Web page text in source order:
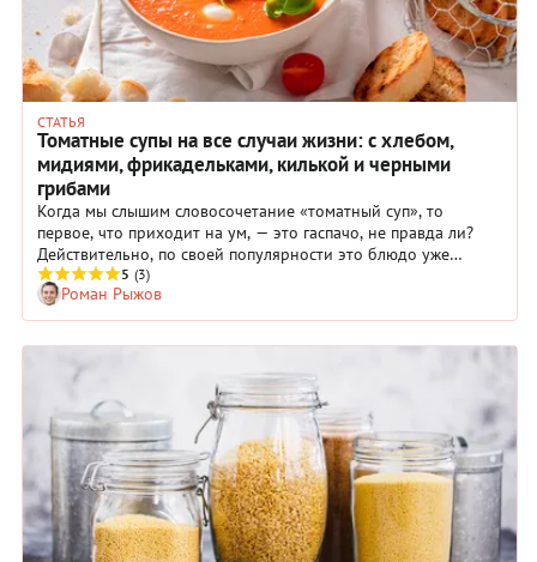
СТАТЬЯ
Томатные супы на все случаи жизни: с хлебом,
мидиями, фрикадельками, килькой и черными
грибами
Когда мы слышим словосочетание «томатный суп», то
первое, что приходит на ум, — это гаспачо, не правда ли?
Действительно, по своей популярности это блюдо уже
сопоставимо с пиццей — летом его подают почти на каждой
ресторанной веранде. Однако кроме гаспачо существует
еще несколько десятков великолепных томатных супов,
которые едят как холодными, так и горячими. Например,
итальянский зуппа де помодоро, греческий доматосупа,
испанский сальморехо и многие другие.
5 (3)
Роман Рыжов